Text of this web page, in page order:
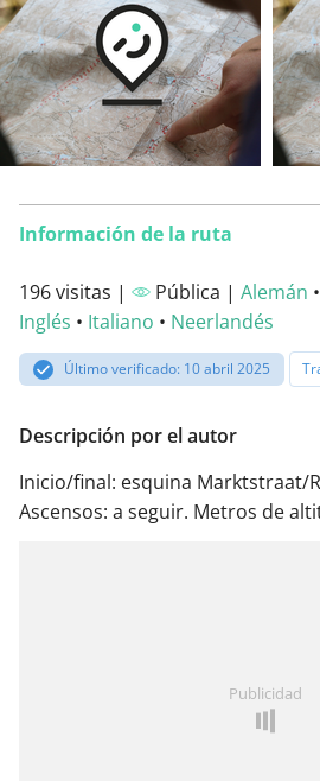
Información de la ruta
196 visitas | Pública | Alemán •
Inglés • Italiano • Neerlandés
Último verificado: 10 abril 2025
Descripción por el autor
Inicio/final: esquina Marktstraat/
Ascensos: a seguir. Metros de
Publicidad